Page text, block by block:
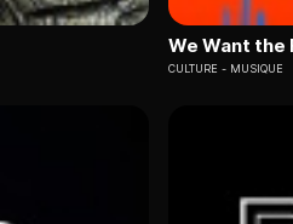
We Want the
CULTURE MUSIQUE